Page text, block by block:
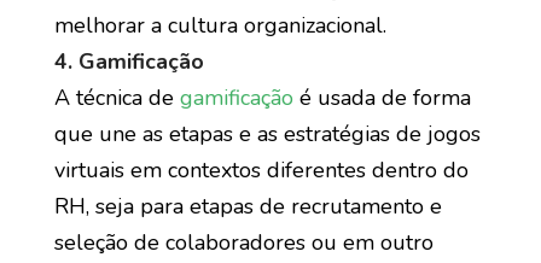
melhorar a cultura organizacional.
4. Gamificação
A técnica de gamificação é usada de forma
que une as etapas e as estratégias de jogos
virtuais em contextos diferentes dentro do
RH, seja para etapas de recrutamento e
seleção de colaboradores ou em outro